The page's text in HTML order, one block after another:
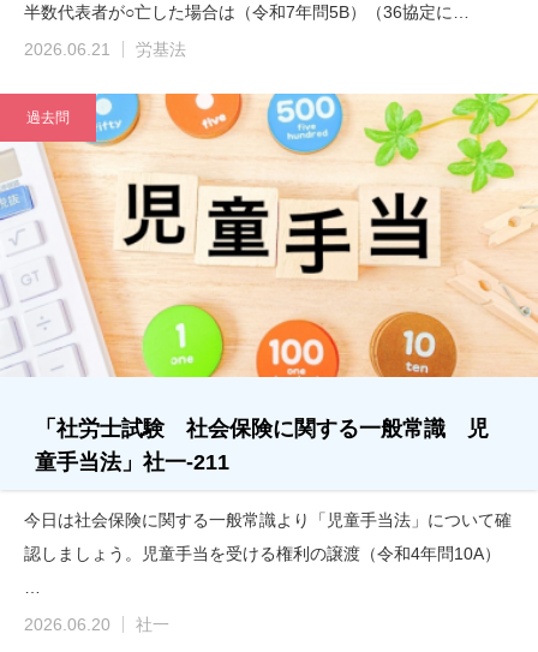
半数代表者が○亡した場合は（令和7年問5B）（36協定に…
2026.06.21
労基法
過去問
「社労士試験 社会保険に関する一般常識 児
童手当法」社一-211
今日は社会保険に関する一般常識より「児童手当法」について確
認しましょう。児童手当を受ける権利の譲渡（令和4年問10A）
2026.06.20
社一